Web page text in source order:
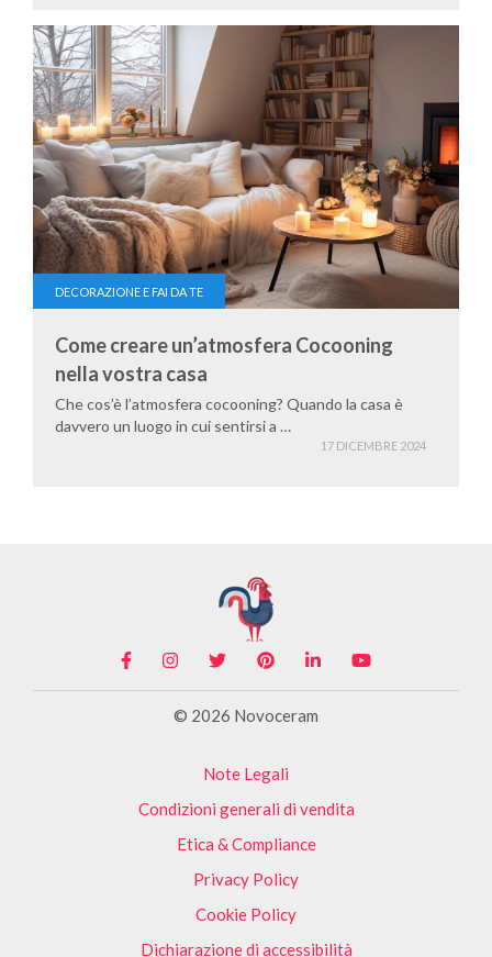
DECORAZIONE E FAI DA TE
Come creare un’atmosfera Cocooning
nella vostra casa
Che cos’è l’atmosfera cocooning? Quando la casa è
davvero un luogo in cui sentirsi a …
17 DICEMBRE 2024
© 2026 Novoceram
Note Legali
Condizioni generali di vendita
Etica & Compliance
Privacy Policy
Cookie Policy
Dichiarazione di accessibilità